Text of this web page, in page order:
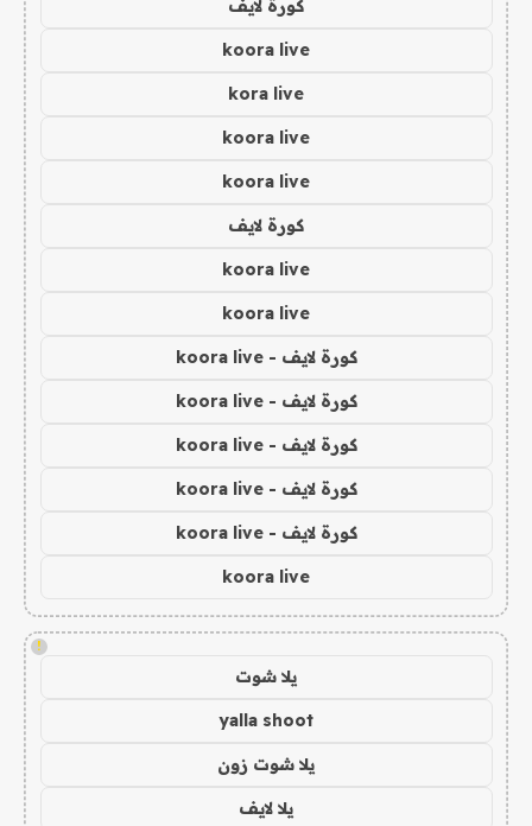
كورة لايف
koora live
kora live
koora live
koora live
كورة لايف
koora live
koora live
كورة لايف - koora live
كورة لايف - koora live
كورة لايف - koora live
كورة لايف - koora live
كورة لايف - koora live
koora live
!
يلا شوت
yalla shoot
يلا شوت زون
يلا لايف